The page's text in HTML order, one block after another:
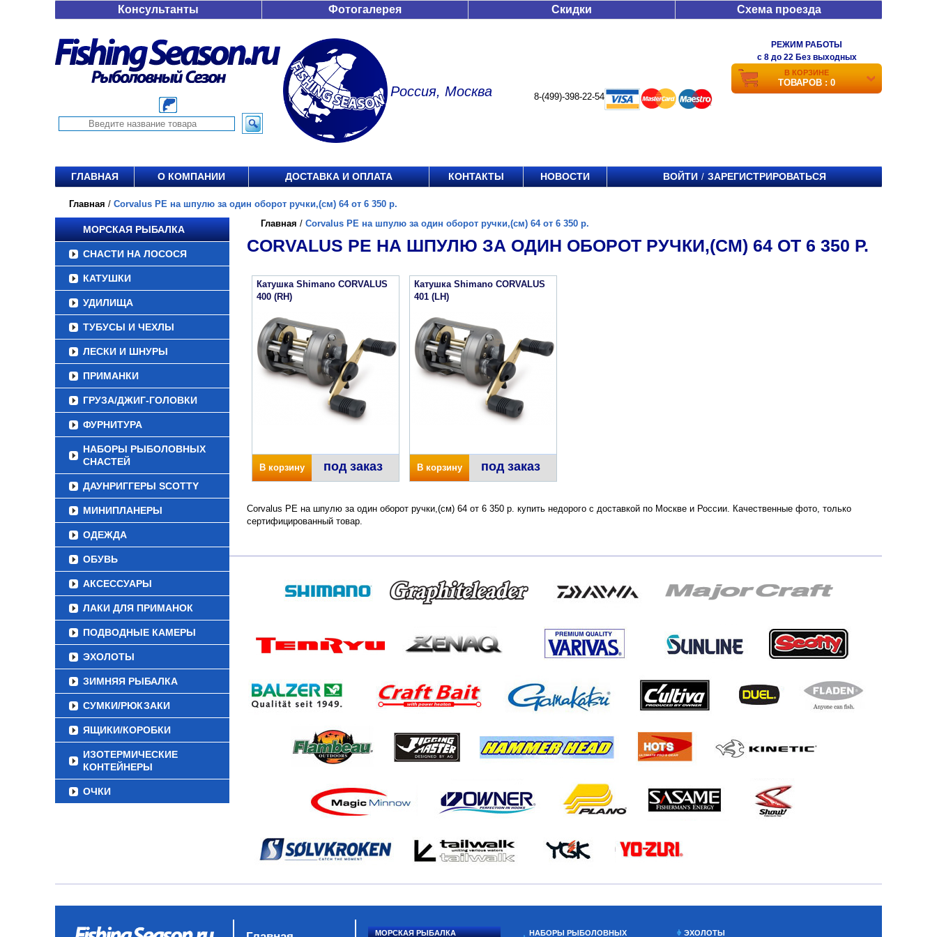
Консультанты Фотогалерея Скидки Схема проезда
Россия, Москва 8-(499)-398-22-54
РЕЖИМ РАБОТЫ
c 8 до 22 Без выходных
В КОРЗИНЕ
ТОВАРОВ : 0
ГЛАВНАЯ О КОМПАНИИ ДОСТАВКА И ОПЛАТА КОНТАКТЫ НОВОСТИ ВОЙТИ / ЗАРЕГИСТРИРОВАТЬСЯ
Главная / Corvalus PE на шпулю за один оборот ручки,(см) 64 от 6 350 р.
МОРСКАЯ РЫБАЛКА
СНАСТИ НА ЛОСОСЯ
КАТУШКИ
УДИЛИЩА
ТУБУСЫ И ЧЕХЛЫ
ЛЕСКИ И ШНУРЫ
ПРИМАНКИ
ГРУЗА/ДЖИГ-ГОЛОВКИ
ФУРНИТУРА
НАБОРЫ РЫБОЛОВНЫХ
СНАСТЕЙ
ДАУНРИГГЕРЫ SCOTTY
МИНИПЛАНЕРЫ
ОДЕЖДА
ОБУВЬ
АКСЕССУАРЫ
ЛАКИ ДЛЯ ПРИМАНОК
ПОДВОДНЫЕ КАМЕРЫ
ЭХОЛОТЫ
ЗИМНЯЯ РЫБАЛКА
СУМКИ/РЮКЗАКИ
ЯЩИКИ/КОРОБКИ
ИЗОТЕРМИЧЕСКИЕ
КОНТЕЙНЕРЫ
ОЧКИ
Главная / Corvalus PE на шпулю за один оборот ручки,(см) 64 от 6 350 р.
CORVALUS PE НА ШПУЛЮ ЗА ОДИН ОБОРОТ РУЧКИ,(СМ) 64 ОТ 6 350 Р.
Катушка Shimano CORVALUS
400 (RH)
В корзину под заказ
Катушка Shimano CORVALUS
401 (LH)
В корзину под заказ
Corvalus PE на шпулю за один оборот ручки,(см) 64 от 6 350 р. купить недорого с доставкой по Москве и России. Качественные фото, только
сертифицированный товар.
МОРСКАЯ РЫБАЛКА НАБОРЫ РЫБОЛОВНЫХ ЭХОЛОТЫ